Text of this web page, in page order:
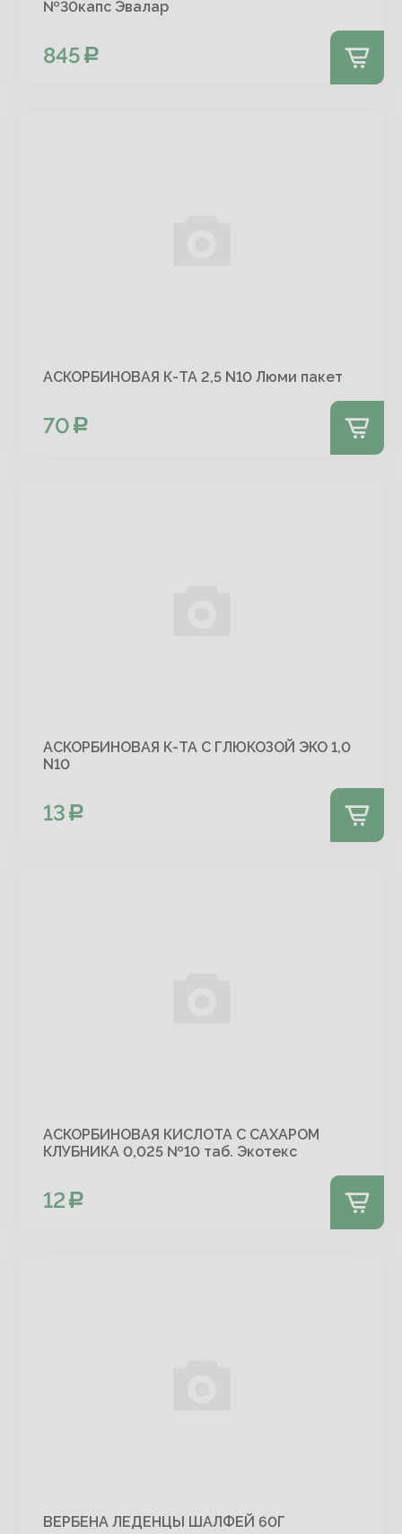
№30капс Эвалар
845
АСКОРБИНОВАЯ К-ТА 2,5 N10 Люми пакет
70
АСКОРБИНОВАЯ К-ТА С ГЛЮКОЗОЙ ЭКО 1,0
N10
13
АСКОРБИНОВАЯ КИСЛОТА С САХАРОМ
КЛУБНИКА 0,025 №10 таб. Экотекс
12
ВЕРБЕНА ЛЕДЕНЦЫ ШАЛФЕЙ 60Г